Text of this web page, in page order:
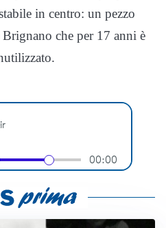
in centro: un pezzo
che per 17 anni è